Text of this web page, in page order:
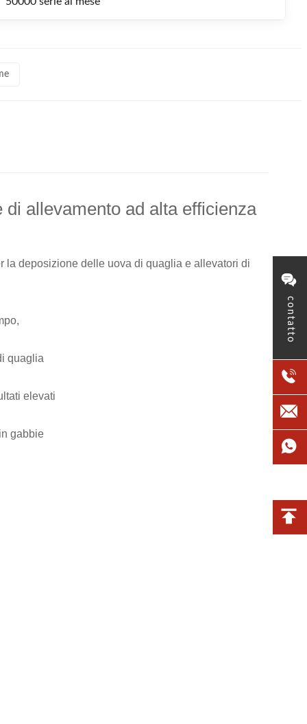
contatto
allevamento ad alta efficienza
la deposizione delle uova di quaglia e allevatori di
quaglia
elevati
gabbie